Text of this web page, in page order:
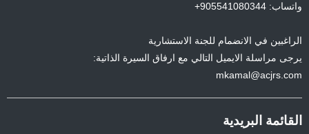
واتساب: 905541080344+
الراغبين في الانضمام للجنة الاستشارية
يرجى مراسلة الايميل التالي مع ارفاق السيرة الذاتية:
mkamal@acjrs.com
القائمة البريدية